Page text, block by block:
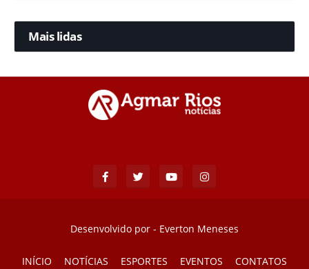
Mais lidas
Desenvolvido por - Everton Meneses
INÍCIO NOTÍCIAS ESPORTES EVENTOS CONTATOS